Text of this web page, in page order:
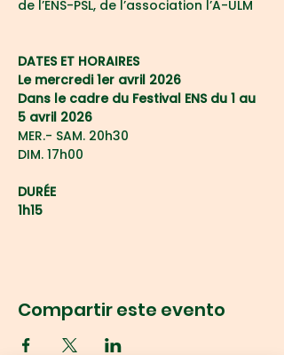
de l’ENS-PSL, de l’association l’A-ULM
DATES ET HORAIRES
Le mercredi 1er avril 2026
Dans le cadre du Festival ENS du 1 au
5 avril 2026
MER.- SAM. 20h30
DIM. 17h00
DURÉE
1h15
Compartir este evento